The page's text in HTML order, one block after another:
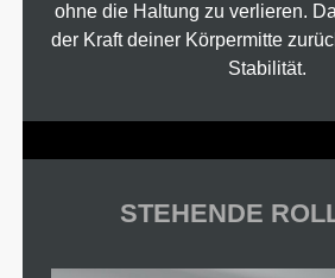
ohne die Haltung zu verlieren.
der Kraft deiner Körpermitte
Stabilität.
STEHENDE